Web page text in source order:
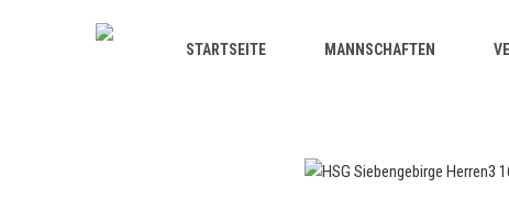
STARTSEITE MANNSCHAFTEN